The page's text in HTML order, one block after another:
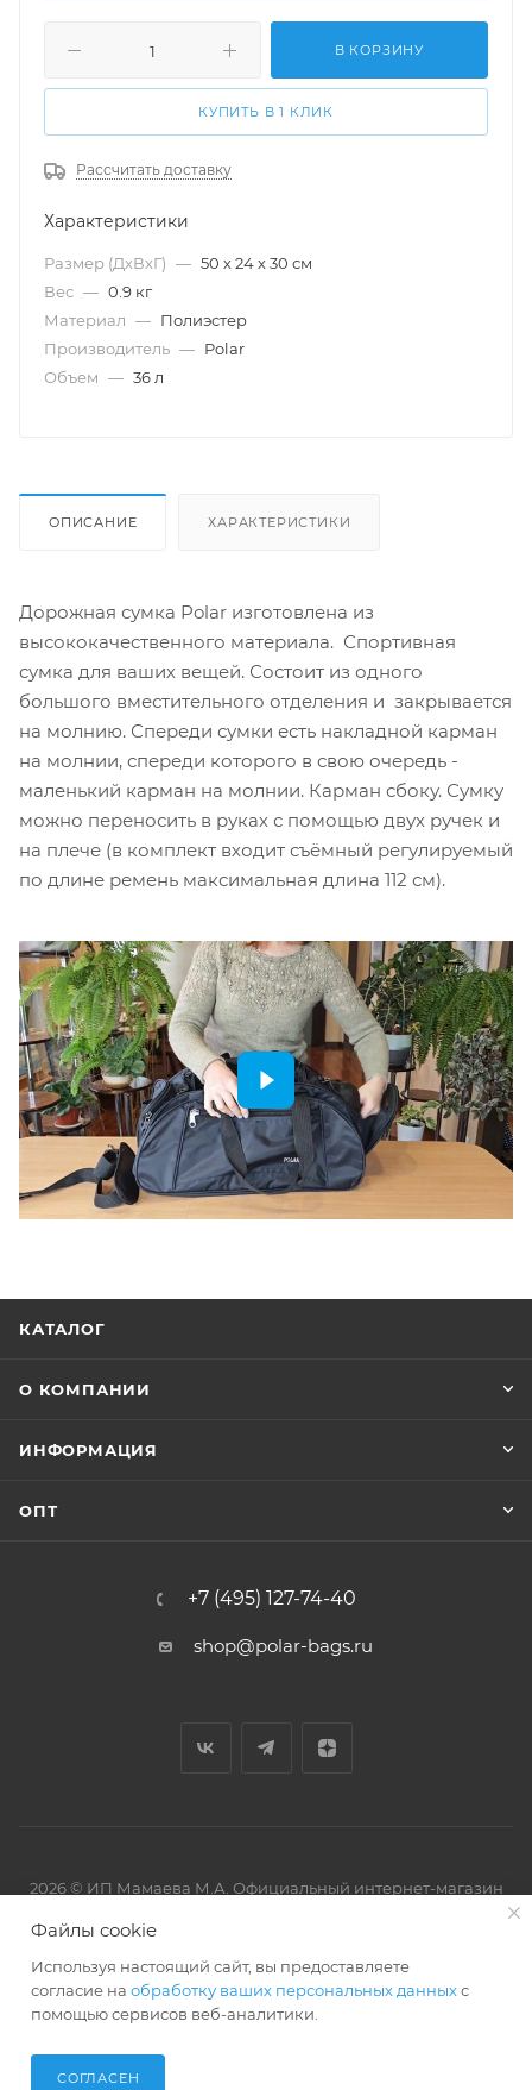
В КОРЗИНУ
КУПИТЬ В 1 КЛИК
Рассчитать доставку
Характеристики
Размер (ДхВхГ) — 50 х 24 х 30 см
Вес — 0.9 кг
Материал — Полиэстер
Производитель — Polar
Объем — 36 л
ОПИСАНИЕ ХАРАКТЕРИСТИКИ
Дорожная сумка Polar изготовлена из
высококачественного материала. Спортивная
сумка для ваших вещей. Состоит из одного
большого вместительного отделения и закрывается
на молнию. Спереди сумки есть накладной карман
на молнии, спереди которого в свою очередь -
маленький карман на молнии. Карман сбоку. Сумку
можно переносить в руках с помощью двух ручек и
на плече (в комплект входит съёмный регулируемый
по длине ремень максимальная длина 112 см).
КАТАЛОГ
О КОМПАНИИ
ИНФОРМАЦИЯ
ОПТ
+7 (495) 127-74-40
shop@polar-bags.ru
2026 © ИП Мамаева М.А. Официальный интернет-магазин
Файлы cookie
Используя настоящий сайт, вы предоставляете
согласие на обработку ваших персональных данныхс
помощью сервисов веб-аналитики.
СОГЛАСЕН